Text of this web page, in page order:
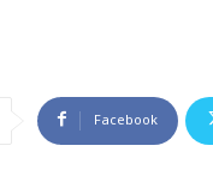
Facebook